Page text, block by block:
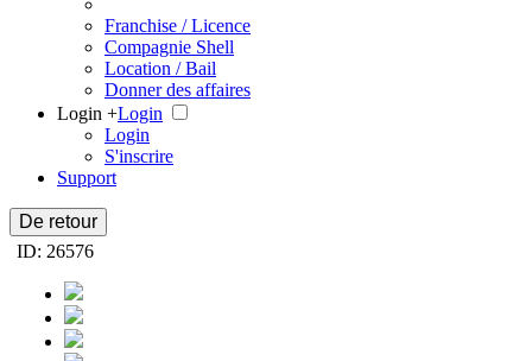
Franchise / Licence
Compagnie Shell
Location / Bail
Donner des affaires
Login +Login
Login
S'inscrire
Support
De retour
ID: 26576